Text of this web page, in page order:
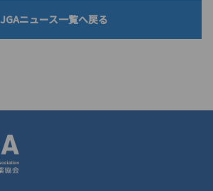
JGAニュース一覧へ戻る